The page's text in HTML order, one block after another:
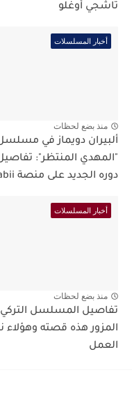
تاشجي أوغلو
أخبار المسلسلات
منذ بضع لحظات
ألبيران دويماز في
"المهدي المنتظر":
دوره الجديد على منصة Tabii
أخبار المسلسلات
منذ بضع لحظات
تفاصيل المسلسل التركي
المزور هذه قصته وهؤلاء
العمل